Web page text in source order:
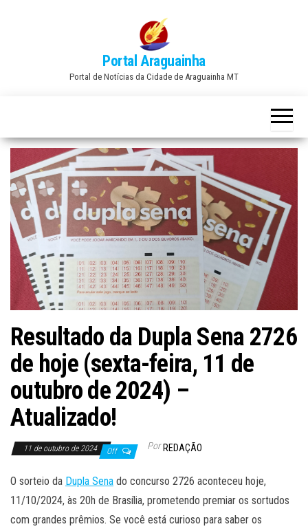
Portal Araguainha
Portal de Notícias da Cidade de Araguainha MT
Resultado da Dupla Sena 2726
de hoje (sexta-feira, 11 de
outubro de 2024) –
Atualizado!
11 de outubro de 2024 Off Por REDAÇÃO
O sorteio da Dupla Sena do concurso 2726 aconteceu hoje,
11/10/2024, às 20h de Brasília, prometendo premiar os sortudos
com grandes prêmios. Se você está curioso para saber os